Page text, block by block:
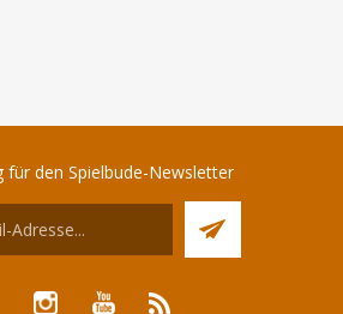
für den Spielbude-Newsletter